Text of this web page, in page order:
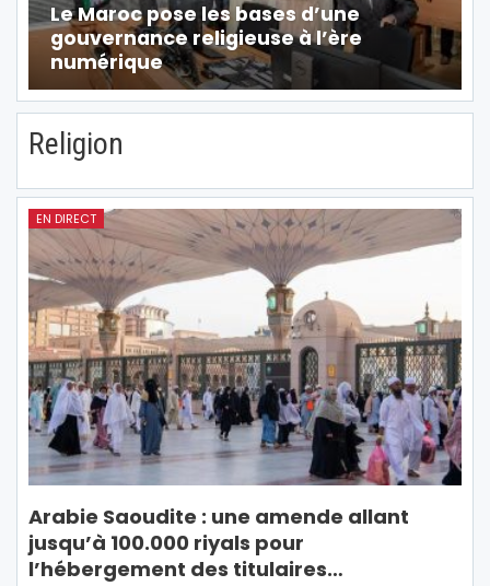
Le Maroc pose les bases d’une
gouvernance religieuse à l’ère
numérique
Religion
EN DIRECT
Arabie Saoudite : une amende allant
jusqu’à 100.000 riyals pour
l’hébergement des titulaires…